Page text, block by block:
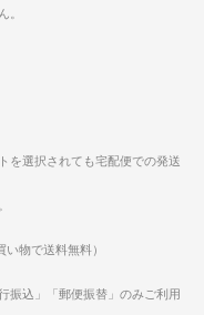
。
を選択されても宅配便での発送
物で送料無料）
振込」「郵便振替」のみご利用